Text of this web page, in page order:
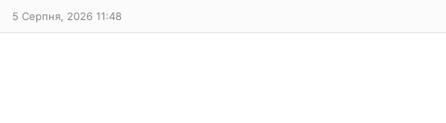
5 Серпня, 2026 11:48